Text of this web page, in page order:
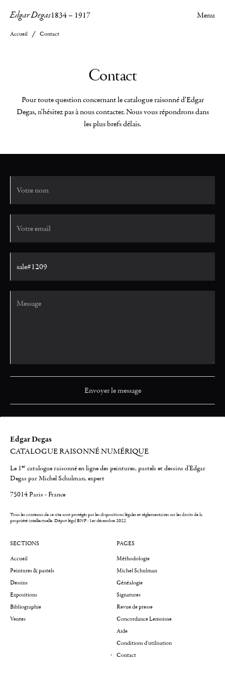
Edgar Degas1834– 1917 Menu
Accueil Contact
Contact
Pour toute question concernant le catalogue raisonné d'Edgar
Degas, n'hésitez pas à nous contacter. Nous vous répondrons dans
les plus brefs délais.
Edgar Degas
CATALOGUE RAISONNÉ NUMÉRIQUE
Le 1er catalogue raisonné en ligne des peintures, pastels et dessins d'Edgar
Degas par Michel Schulman, expert
75014 Paris - France
Tous les contenus de ce site sont protégés par les dispositions légales et réglementaires sur les droits de la
propriété intellectuelle.Dépot légal BNF : 1er décembre 2022
SECTIONS
Accueil
Peintures & pastels
Dessins
Expositions
Bibliographie
Ventes
PAGES
Méthodologie
Michel Schulman
Généalogie
Signatures
Revue de presse
Concordance Lemoisne
Aide
Conditions d'utilisation
Contact